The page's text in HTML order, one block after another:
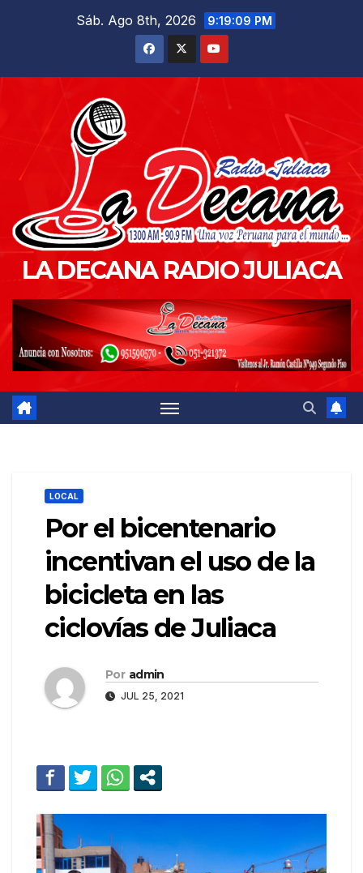
Sáb. Ago 8th, 2026 9:19:10 PM
LA DECANA RADIO JULIACA
LOCAL
Por el bicentenario
incentivan el uso de la
bicicleta en las
ciclovías de Juliaca
Por admin
JUL 25, 2021